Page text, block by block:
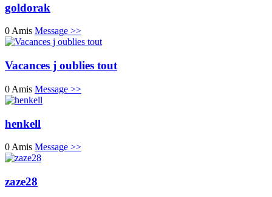
goldorak
0 Amis Message >>
Vacances j oublies tout
0 Amis Message >>
henkell
0 Amis Message >>
zaze28